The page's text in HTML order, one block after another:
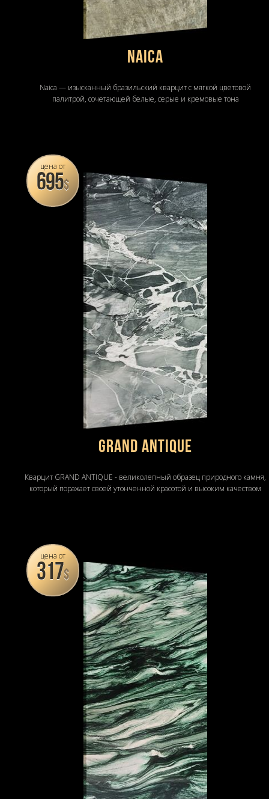
Naica
Naica — изысканный бразильский кварцит с мягкой цветовой
палитрой, сочетающей белые, серые и кремовые тона
цена от
695$
Grand Antique
Кварцит GRAND ANTIQUE - великолепный образец природного камня,
который поражает своей утонченной красотой и высоким качеством
цена от
317$